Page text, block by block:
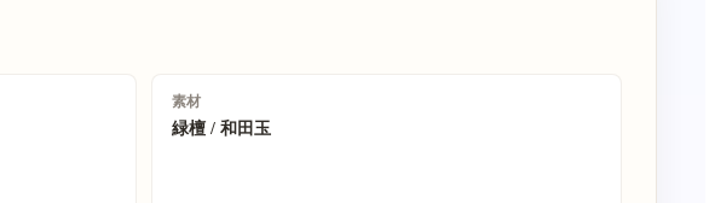
素材
緑檀 / 和田玉